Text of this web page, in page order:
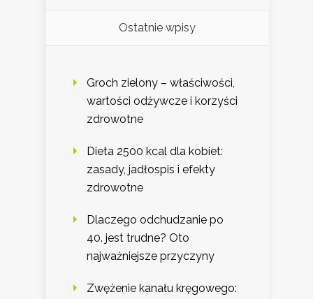
Ostatnie wpisy
Groch zielony – właściwości,
wartości odżywcze i korzyści
zdrowotne
Dieta 2500 kcal dla kobiet:
zasady, jadłospis i efekty
zdrowotne
Dlaczego odchudzanie po
40. jest trudne? Oto
najważniejsze przyczyny
Zwężenie kanału kręgowego: